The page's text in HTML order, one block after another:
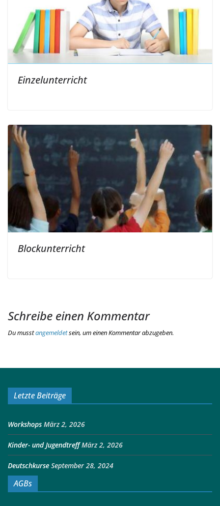
Einzelunterricht
Blockunterricht
Schreibe einen Kommentar
Du musstangemeldetsein, um einen Kommentar abzugeben.
Letzte Beiträge
Workshops März 2, 2026
Kinder- und Jugendtreff März 2, 2026
Deutschkurse September 28, 2024
AGBs